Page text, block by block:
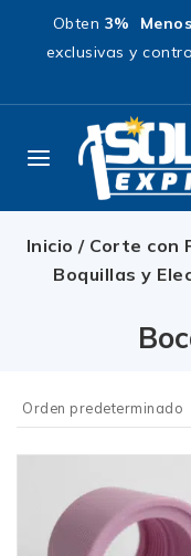
Obten 3%
exclusivas y
Inicio / Corte con
Boquillas y